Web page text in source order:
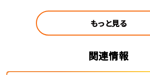
もっと見る
関連情報